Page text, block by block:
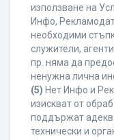
използване на
Инфо,
необходими
служители,
пр. няма да
ненужна лична
(5) Нет Инфо и
изискват от
поддържат
технически и